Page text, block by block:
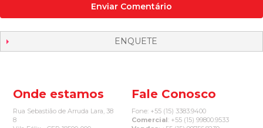
Enviar Comentário
ENQUETE
Onde estamos
Rua Sebastião de Arruda Lara, 38
8
Fale Conosco
Fone: +55 (15) 3383.9400
Comercial: +55 (15) 99800.9533